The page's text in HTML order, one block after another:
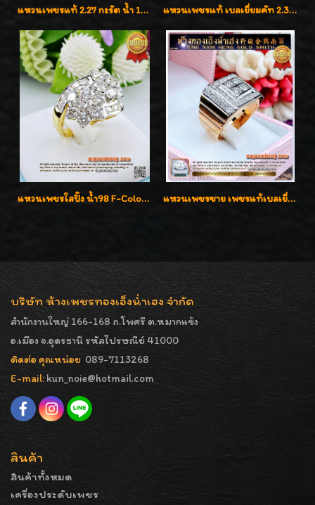
แหวนเพชรแท้ 2.27 กะรัต น้ำ 100% เบลเยี่ยมคัท ลวดลายดอกกุหลาบหรู แหวนเพชรแท้ เบลเยี่ยมคัท 2.39 กะรัต น้ำ 98 F-Color/VVS ดีไซน์หน้ากว้างหรูเต็มนิ้ว
แหวนเพชรใสปิ๊ง น้ำ98 F-Color/VVS1 น้ำหนักเพชรรวม 2.56 กะรัต ใส่เต็มนิ้วเพชรเป็นน้ำเป็นเนื้อสวยมากๆค่ะ แหวนเพชรชาย เพชรแท้เบลเยี่ยมคัท น้ำ100% D-Color/VVS 2.46 กะรัต
บริษัท ห้างเพชรทองเอ็งน่ำเฮง จำกัด
สำนักงานใหญ่ 166-168 ถ.โพศรี ต.หมากแข้ง
อ.เมือง จ.อุดรธานี รหัสไปรษณีย์ 41000
ติดต่อ คุณหน่อย 089-7113268
E-mail: kun_noie@hotmail.com
สินค้า
สินค้าทั้งหมด
เครื่องประดับเพชร